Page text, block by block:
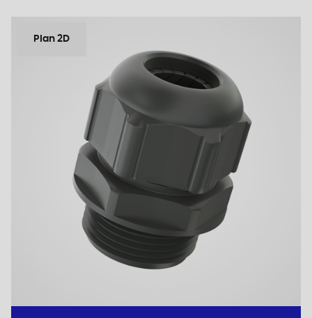
Plan 2D